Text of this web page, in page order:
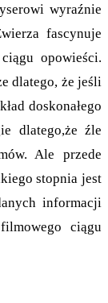
wyraźnie
fascynuje
opowieści.
dlatego, że jeśli
doskonałego
dlatego,że źle
Ale przede
stopnia jest
informacji
ciągu